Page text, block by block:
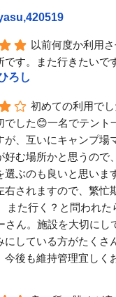
以前何度か利用
です。また行きたいで
ろし
初めての利用で
でした😊一名でテント
が、互いにキャンプ場
好む場所かと思うので
選ぶのも良いと思いま
右されますので、繁忙
また行く？と問われ
さん。施設を大切にし
にしている方がたくさ
今後も維持管理宜しく